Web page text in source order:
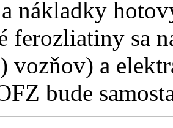
nákladky
ferozliatiny sa
vozňov) a
bude